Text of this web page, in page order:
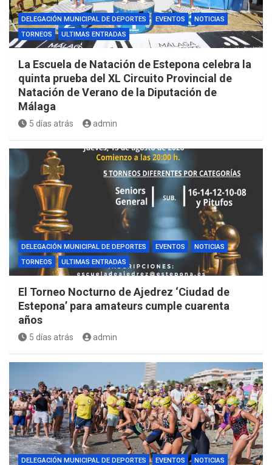
DELEGACIÓN MUNICIPAL DE DEPORTES EVENTOS
NOTICIAS
TORNEOS
ULTIMAS ENTRADAS
La Escuela de Natación de Estepona celebra la
quinta prueba del XL Circuito Provincial de
Natación de Verano de la Diputación de
Málaga
5 días atrás admin
DELEGACIÓN MUNICIPAL DE DEPORTES EVENTOS
NOTICIAS
TORNEOS
ULTIMAS ENTRADAS
El Torneo Nocturno de Ajedrez ‘Ciudad de
Estepona’ para amateurs cumple cuarenta
años
5 días atrás admin
DELEGACIÓN MUNICIPAL DE DEPORTES EVENTOS
NOTICIAS